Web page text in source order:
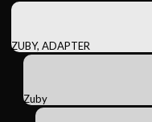
ZUBY, ADAPTER
Zuby